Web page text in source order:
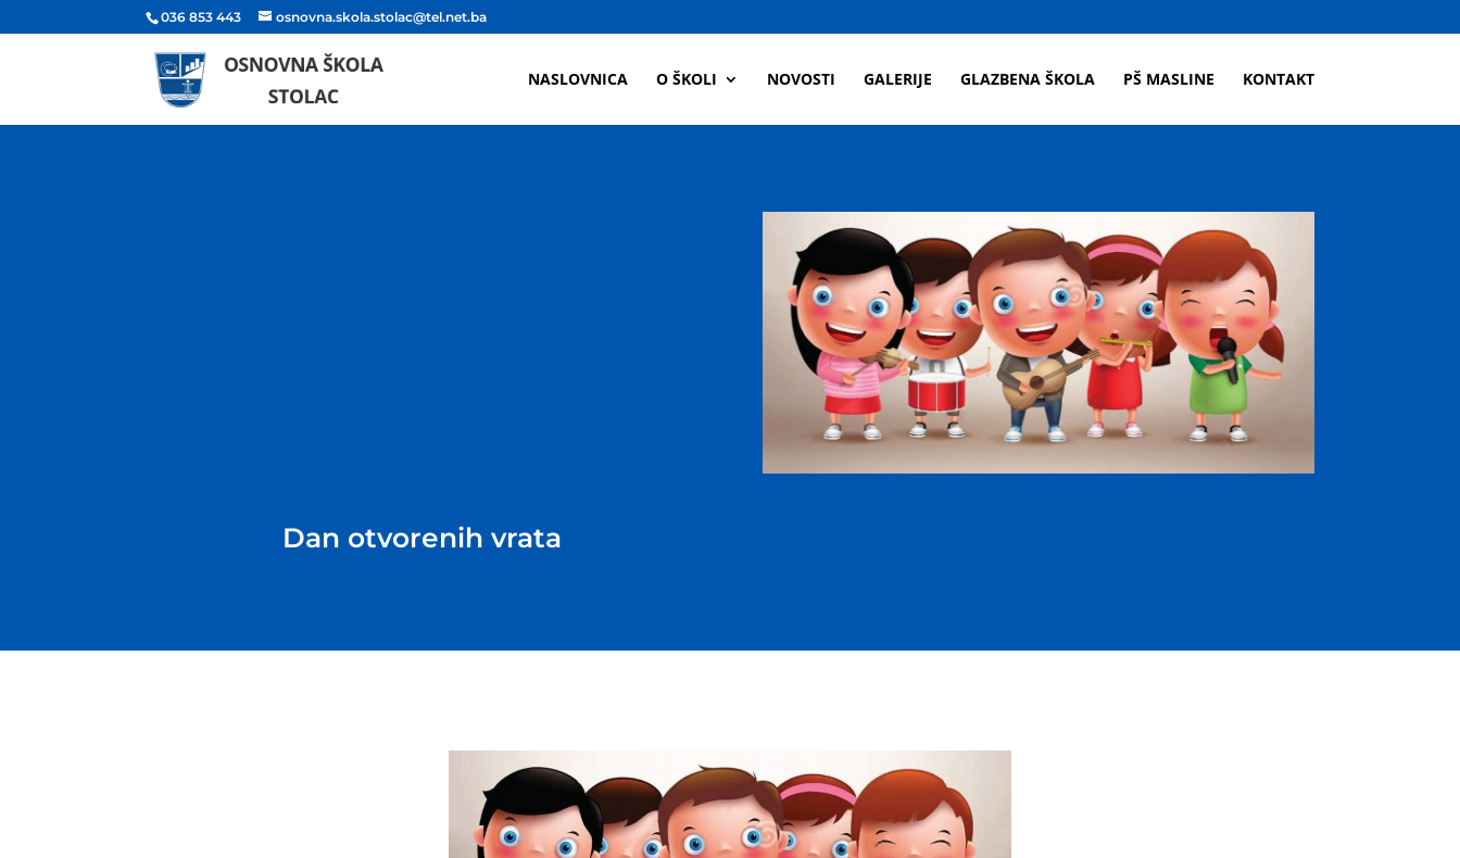
036 853 443 osnovna.skola.stolac@tel.net.ba
NASLOVNICA O ŠKOLI NOVOSTI GALERIJE GLAZBENA ŠKOLA PŠ MASLINE KONTAKT
Dan otvorenih vrata